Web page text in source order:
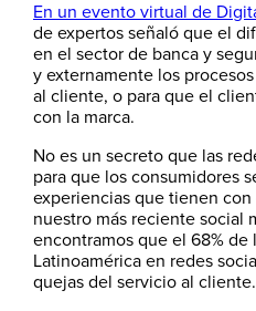
En un evento virtual de
de expertos señaló que el
en el sector de banca y
y externamente los
al cliente, o para que el
con la marca.
No es un secreto que las
para que los consumidores
experiencias que tienen con
nuestro más reciente social
encontramos que el 68% de
Latinoamérica en redes
quejas del servicio al cliente.